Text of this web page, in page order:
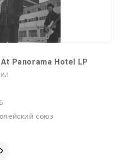
Panorama Hotel LP
союз